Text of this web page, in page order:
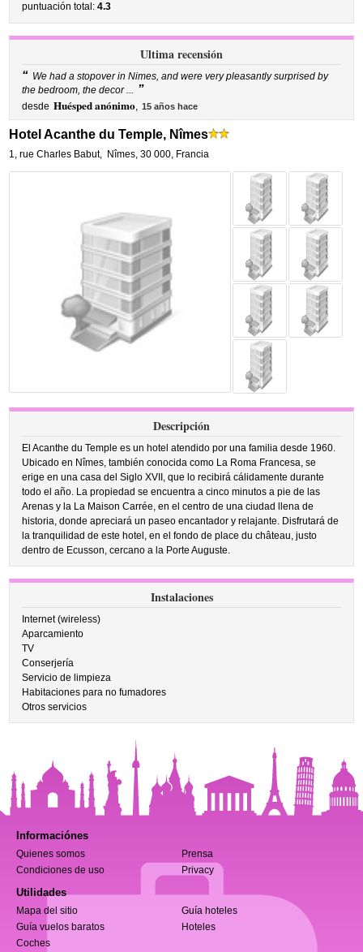
puntuación total:4.3
Ultima recensión
“ We had a stopover in Nimes, and were very pleasantly surprised by
the bedroom, the decor ... ”
desde Huésped anónimo, 15 años hace
Hotel Acanthe du Temple, Nîmes
1, rue Charles Babut, Nîmes,30 000, Francia
Descripción
El Acanthe du Temple es un hotel atendido por una familia desde 1960.
Ubicado en Nîmes, también conocida como La Roma Francesa, se
erige en una casa del Siglo XVII, que lo recibirá cálidamente durante
todo el año. La propiedad se encuentra a cinco minutos a pie de las
Arenas y la La Maison Carrée, en el centro de una ciudad llena de
historia, donde apreciará un paseo encantador y relajante. Disfrutará de
la tranquilidad de este hotel, en el fondo de place du château, justo
dentro de Ecusson, cercano a la Porte Auguste.
Instalaciones
Internet (wireless)
Aparcamiento
TV
Conserjería
Servicio de limpieza
Habitaciones para no fumadores
Otros servicios
Informaciónes
Quienes somos
Prensa
Condiciones de uso
Privacy
Utilidades
Mapa del sitio
Guía hoteles
Guía vuelos baratos
Hoteles
Coches